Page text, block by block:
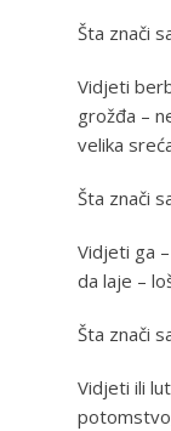
Šta znači
Vidjeti
grožđa –
velika
Šta znači
Vidjeti ga
da laje –
Šta znači
Vidjeti ili